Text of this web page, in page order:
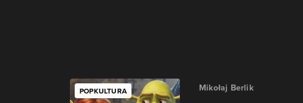
POPKULTURA Mikołaj Berlik